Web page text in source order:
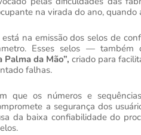
na virada do ano,
na emissão dos selos de
Esses selos —
Palma da Mão”, criado para
falhas.
que os números e
a segurança dos
da baixa confiabilidade do